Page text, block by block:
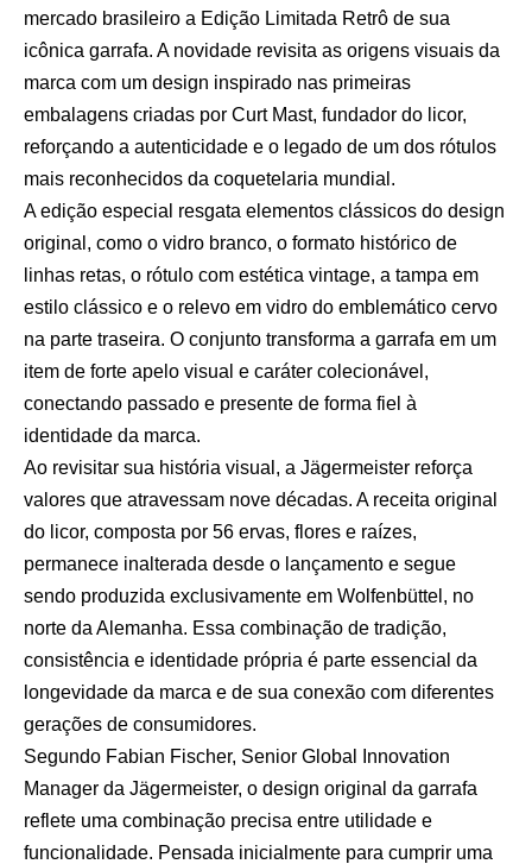
mercado brasileiro a Edição Limitada Retrô de sua
icônica garrafa. A novidade revisita as origens visuais da
marca com um design inspirado nas primeiras
embalagens criadas por Curt Mast, fundador do licor,
reforçando a autenticidade e o legado de um dos rótulos
mais reconhecidos da coquetelaria mundial.
A edição especial resgata elementos clássicos do design
original, como o vidro branco, o formato histórico de
linhas retas, o rótulo com estética vintage, a tampa em
estilo clássico e o relevo em vidro do emblemático cervo
na parte traseira. O conjunto transforma a garrafa em um
item de forte apelo visual e caráter colecionável,
conectando passado e presente de forma fiel à
identidade da marca.
Ao revisitar sua história visual, a Jägermeister reforça
valores que atravessam nove décadas. A receita original
do licor, composta por 56 ervas, flores e raízes,
permanece inalterada desde o lançamento e segue
sendo produzida exclusivamente em Wolfenbüttel, no
norte da Alemanha. Essa combinação de tradição,
consistência e identidade própria é parte essencial da
longevidade da marca e de sua conexão com diferentes
gerações de consumidores.
Segundo Fabian Fischer, Senior Global Innovation
Manager da Jägermeister, o design original da garrafa
reflete uma combinação precisa entre utilidade e
funcionalidade. Pensada inicialmente para cumprir uma